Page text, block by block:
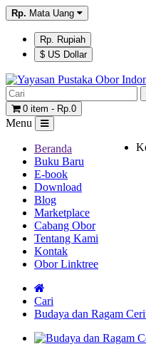
Rp. Mata Uang
Rp. Rupiah
$ US Dollar
0 item - Rp.0
Menu
Beranda
Buku Baru
E-book
Download
Blog
Marketplace
Cabang Obor
Tentang Kami
Kontak
Obor Linktree
Cari
Budaya dan Ragam